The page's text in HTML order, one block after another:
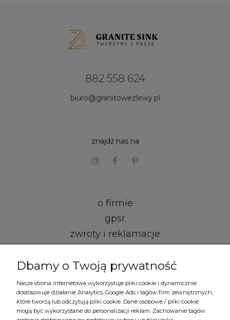
882 558 624
biuro@granitowezlewy.pl
o firmie
gpsr
zwroty i reklamacje
kontakt i dane firmy
regulamin
formy płatności
znajdź nas na
Dbamy o Twoją prywatność
Nasza strona internetowa wykorzystuje pliki cookie i dynamicznie
dostosowuje działanie Analytics, Google Ads i tagów firm zewnętrznych,
które tworzą lub odczytują pliki cookie. Dane osobowe / pliki cookie
mogą być wykorzystane do personalizacji reklam. Zachowanie tagów